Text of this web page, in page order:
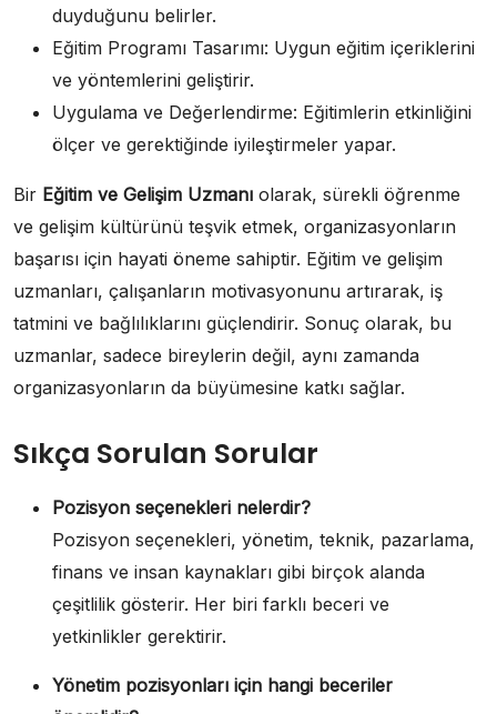
duyduğunu belirler.
Eğitim Programı Tasarımı: Uygun eğitim içeriklerini
ve yöntemlerini geliştirir.
Uygulama ve Değerlendirme: Eğitimlerin etkinliğini
ölçer ve gerektiğinde iyileştirmeler yapar.
Bir Eğitim ve Gelişim Uzmanı olarak, sürekli öğrenme
ve gelişim kültürünü teşvik etmek, organizasyonların
başarısı için hayati öneme sahiptir. Eğitim ve gelişim
uzmanları, çalışanların motivasyonunu artırarak, iş
tatmini ve bağlılıklarını güçlendirir. Sonuç olarak, bu
uzmanlar, sadece bireylerin değil, aynı zamanda
organizasyonların da büyümesine katkı sağlar.
Sıkça Sorulan Sorular
Pozisyon seçenekleri nelerdir?
Pozisyon seçenekleri, yönetim, teknik, pazarlama,
finans ve insan kaynakları gibi birçok alanda
çeşitlilik gösterir. Her biri farklı beceri ve
yetkinlikler gerektirir.
Yönetim pozisyonları için hangi beceriler